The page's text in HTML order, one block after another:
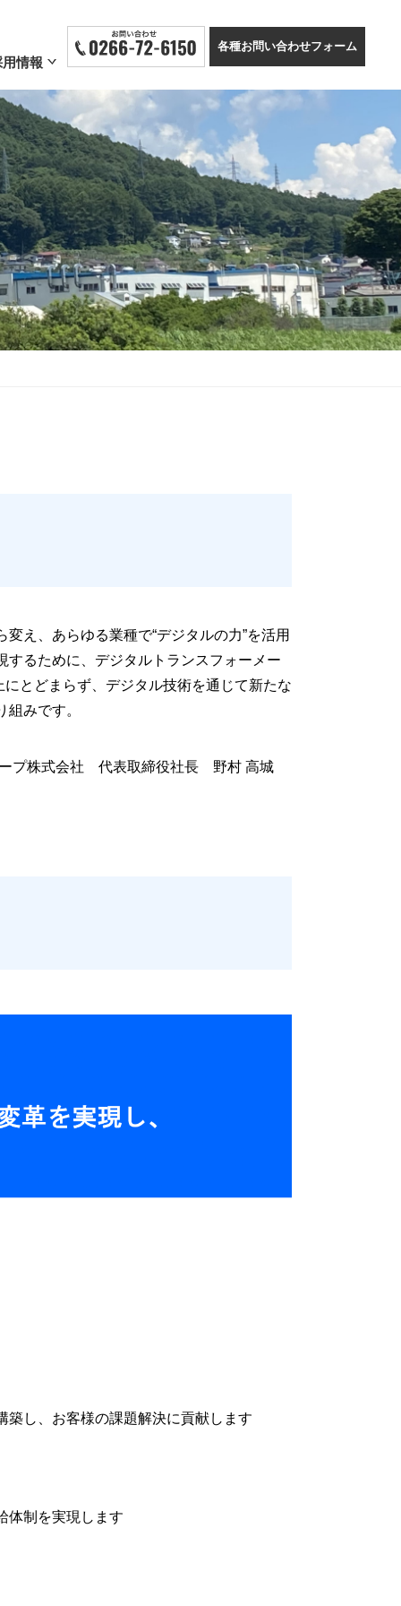
情報
各種お問い合わせフォーム
え、あらゆる業種で“デジタルの力”を活用
るために、デジタルトランスフォーメー
とどまらず、デジタル技術を通じて新たな
みです。
プ株式会社 代表取締役社長 野村 高城
し、お客様の課題解決に貢献します
体制を実現します